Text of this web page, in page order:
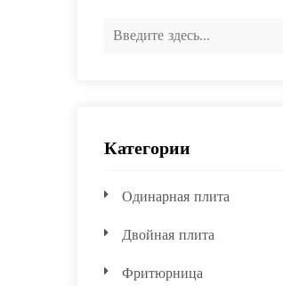
Категории
Одинарная плита
Двойная плита
Фритюрница